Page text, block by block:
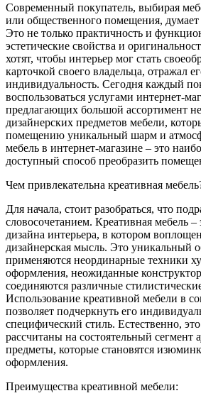
Современный покупатель, выбирая
или общественного помещения,
Это не только практичность и
эстетические свойства и
хотят, чтобы интерьер мог стать
карточкой своего владельца, отражал
индивидуальность. Сегодня каждый
воспользоваться услугами интернет-
предлагающих большой ассортимент
дизайнерских предметов мебели,
помещению уникальный шарм и
мебель в интернет-магазине – это
доступный способ преобразить
Чем привлекательна креативная
Для начала, стоит разобраться, что
словосочетанием. Креативная мебель –
дизайна интерьера, в котором
дизайнерская мысль. Это уникальный
применяются неординарные техники
оформления, неожиданные
соединяются различные
Использование креативной мебели в
позволяет подчеркнуть его
специфический стиль. Естественно,
рассчитаны на состоятельный сегмент
предметы, которые становятся
оформления.
Преимущества креативной мебели: